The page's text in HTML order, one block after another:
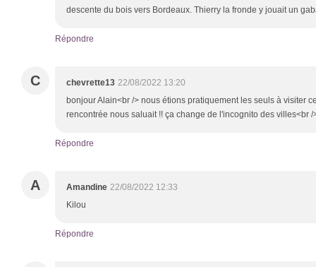
descente du bois vers Bordeaux. Thierry la fronde y jouait un
Répondre
C chevrette13 22/08/2022 13:20
bonjour Alain<br /> nous étions pratiquement les seuls à visiter
rencontrée nous saluait !! ça change de l'incognito des villes<br
Répondre
A Amandine 22/08/2022 12:33
Kilou
Répondre